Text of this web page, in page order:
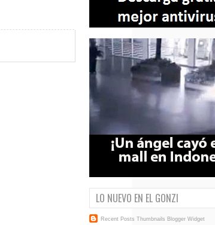
LO NUEVO EN EL GONZI
Recent Posts Thumbnails Blogger Widget